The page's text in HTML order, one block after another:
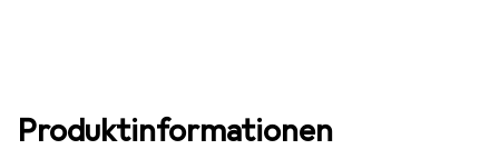
Produktinformationen